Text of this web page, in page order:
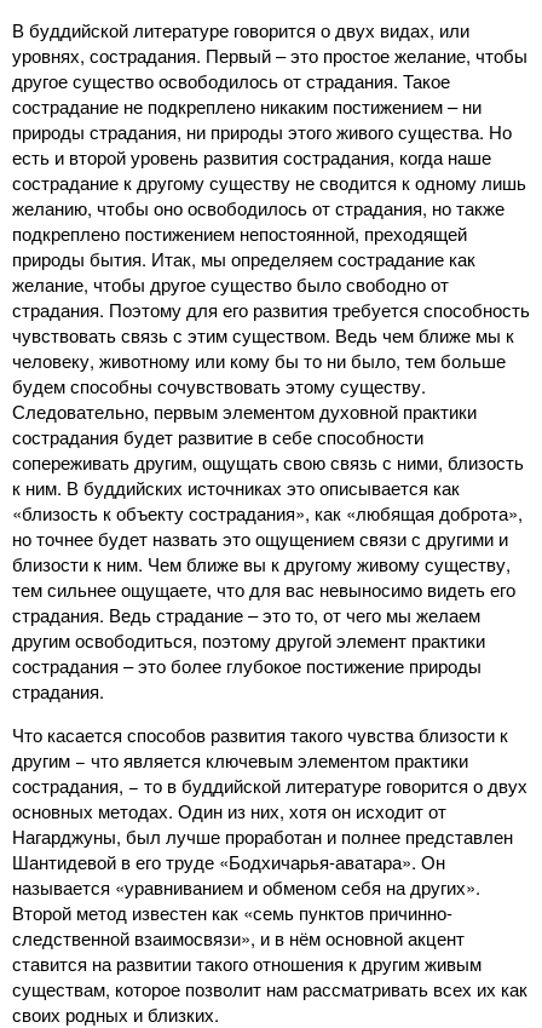
В буддийской литературе говорится о двух видах, или
уровнях, сострадания. Первый – это простое желание, чтобы
другое существо освободилось от страдания. Такое
сострадание не подкреплено никаким постижением – ни
природы страдания, ни природы этого живого существа. Но
есть и второй уровень развития сострадания, когда наше
сострадание к другому существу не сводится к одному лишь
желанию, чтобы оно освободилось от страдания, но также
подкреплено постижением непостоянной, преходящей
природы бытия. Итак, мы определяем сострадание как
желание, чтобы другое существо было свободно от
страдания. Поэтому для его развития требуется способность
чувствовать связь с этим существом. Ведь чем ближе мы к
человеку, животному или кому бы то ни было, тем больше
будем способны сочувствовать этому существу.
Следовательно, первым элементом духовной практики
сострадания будет развитие в себе способности
сопереживать другим, ощущать свою связь с ними, близость
к ним. В буддийских источниках это описывается как
«близость к объекту сострадания», как «любящая доброта»,
но точнее будет назвать это ощущением связи с другими и
близости к ним. Чем ближе вы к другому живому существу,
тем сильнее ощущаете, что для вас невыносимо видеть его
страдания. Ведь страдание – это то, от чего мы желаем
другим освободиться, поэтому другой элемент практики
сострадания – это более глубокое постижение природы
страдания.
Что касается способов развития такого чувства близости к
другим − что является ключевым элементом практики
сострадания, − то в буддийской литературе говорится о двух
основных методах. Один из них, хотя он исходит от
Нагарджуны, был лучше проработан и полнее представлен
Шантидевой в его труде «Бодхичарья-аватара». Он
называется «уравниванием и обменом себя на других».
Второй метод известен как «семь пунктов причинно-
следственной взаимосвязи», и в нём основной акцент
ставится на развитии такого отношения к другим живым
существам, которое позволит нам рассматривать всех их как
своих родных и близких.